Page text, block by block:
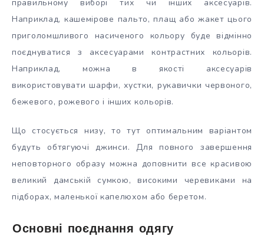
правильному виборі тих чи інших аксесуарів.
Наприклад, кашемірове пальто, плащ або жакет цього
приголомшливого насиченого кольору буде відмінно
поєднуватися з аксесуарами контрастних кольорів.
Наприклад, можна в якості аксесуарів
використовувати шарфи, хустки, рукавички червоного,
бежевого, рожевого і інших кольорів.
Що стосується низу, то тут оптимальним варіантом
будуть обтягуючі джинси. Для повного завершення
неповторного образу можна доповнити все красивою
великий дамській сумкою, високими черевиками на
підборах, маленької капелюхом або беретом.
Основні поєднання одягу